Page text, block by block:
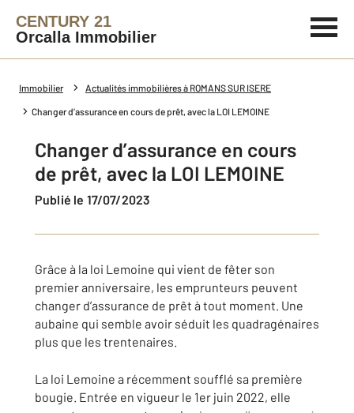
CENTURY 21
Orcalla Immobilier
Immobilier Actualités immobilières à ROMANS SUR ISERE
Changer d’assurance en cours de prêt, avec la LOI LEMOINE
Changer d’assurance en cours
de prêt, avec la LOI LEMOINE
Publié le 17/07/2023
Grâce à la loi Lemoine qui vient de fêter son
premier anniversaire, les emprunteurs peuvent
changer d’assurance de prêt à tout moment. Une
aubaine qui semble avoir séduit les quadragénaires
plus que les trentenaires.
La loi Lemoine a récemment soufflé sa première
bougie. Entrée en vigueur le 1er juin 2022, elle